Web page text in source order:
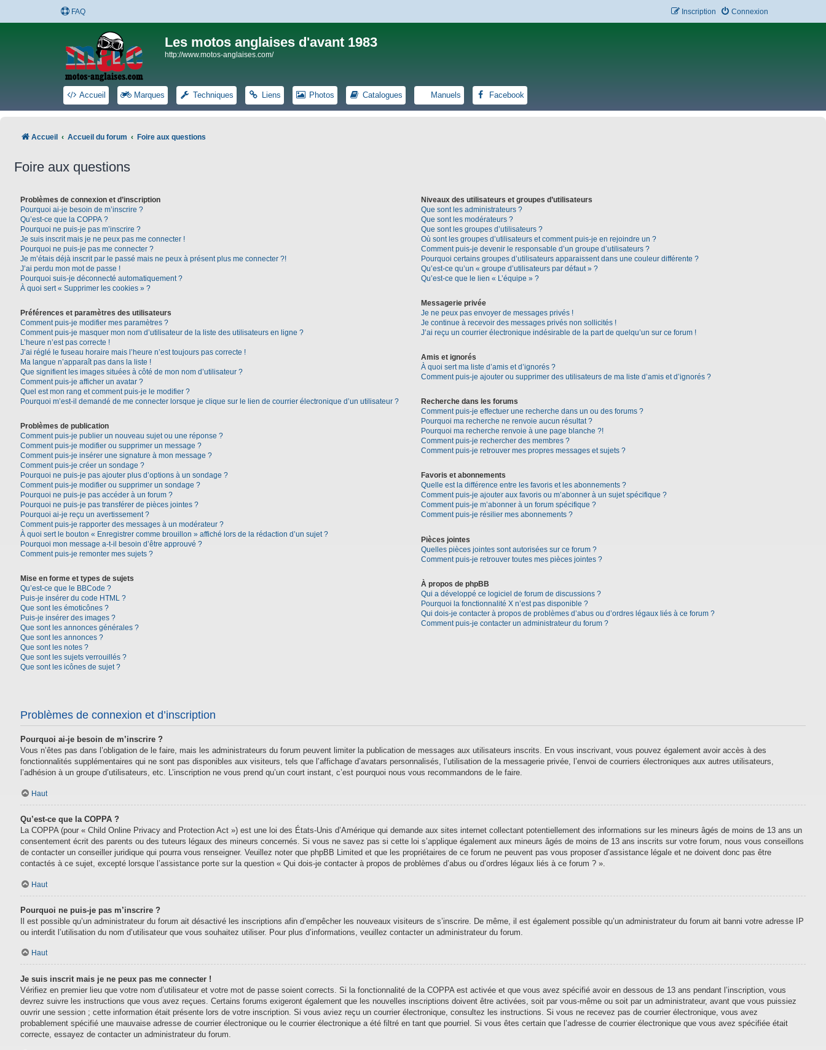
FAQ Connexion
Inscription
Les motos anglaises d'avant 1983
http://www.motos-anglaises.com/
Accueil Marques Techniques Liens Photos Catalogues Manuels Facebook
Accueil Accueil du forum Foire aux questions
Foire aux questions
Problèmes de connexion et d’inscription
Pourquoi ai-je besoin de m’inscrire ?
Qu’est-ce que la COPPA ?
Pourquoi ne puis-je pas m’inscrire ?
Je suis inscrit mais je ne peux pas me connecter !
Pourquoi ne puis-je pas me connecter ?
Je m’étais déjà inscrit par le passé mais ne peux à présent plus me connecter ?!
J’ai perdu mon mot de passe !
Pourquoi suis-je déconnecté automatiquement ?
À quoi sert « Supprimer les cookies » ?
Préférences et paramètres des utilisateurs
Comment puis-je modifier mes paramètres ?
Comment puis-je masquer mon nom d’utilisateur de la liste des utilisateurs en ligne ?
L’heure n’est pas correcte !
J’ai réglé le fuseau horaire mais l’heure n’est toujours pas correcte !
Ma langue n’apparaît pas dans la liste !
Que signifient les images situées à côté de mon nom d’utilisateur ?
Comment puis-je afficher un avatar ?
Quel est mon rang et comment puis-je le modifier ?
Pourquoi m’est-il demandé de me connecter lorsque je clique sur le lien de courrier électronique d’un utilisateur ?
Problèmes de publication
Comment puis-je publier un nouveau sujet ou une réponse ?
Comment puis-je modifier ou supprimer un message ?
Comment puis-je insérer une signature à mon message ?
Comment puis-je créer un sondage ?
Pourquoi ne puis-je pas ajouter plus d’options à un sondage ?
Comment puis-je modifier ou supprimer un sondage ?
Pourquoi ne puis-je pas accéder à un forum ?
Pourquoi ne puis-je pas transférer de pièces jointes ?
Pourquoi ai-je reçu un avertissement ?
Comment puis-je rapporter des messages à un modérateur ?
À quoi sert le bouton « Enregistrer comme brouillon » affiché lors de la rédaction d’un sujet ?
Pourquoi mon message a-t-il besoin d’être approuvé ?
Comment puis-je remonter mes sujets ?
Mise en forme et types de sujets
Qu’est-ce que le BBCode ?
Puis-je insérer du code HTML ?
Que sont les émoticônes ?
Puis-je insérer des images ?
Que sont les annonces générales ?
Que sont les annonces ?
Que sont les notes ?
Que sont les sujets verrouillés ?
Que sont les icônes de sujet ?
Niveaux des utilisateurs et groupes d’utilisateurs
Que sont les administrateurs ?
Que sont les modérateurs ?
Que sont les groupes d’utilisateurs ?
Où sont les groupes d’utilisateurs et comment puis-je en rejoindre un ?
Comment puis-je devenir le responsable d’un groupe d’utilisateurs ?
Pourquoi certains groupes d’utilisateurs apparaissent dans une couleur différente ?
Qu’est-ce qu’un « groupe d’utilisateurs par défaut » ?
Qu’est-ce que le lien « L’équipe » ?
Messagerie privée
Je ne peux pas envoyer de messages privés !
Je continue à recevoir des messages privés non sollicités !
J’ai reçu un courrier électronique indésirable de la part de quelqu’un sur ce forum !
Amis et ignorés
À quoi sert ma liste d’amis et d’ignorés ?
Comment puis-je ajouter ou supprimer des utilisateurs de ma liste d’amis et d’ignorés ?
Recherche dans les forums
Comment puis-je effectuer une recherche dans un ou des forums ?
Pourquoi ma recherche ne renvoie aucun résultat ?
Pourquoi ma recherche renvoie à une page blanche ?!
Comment puis-je rechercher des membres ?
Comment puis-je retrouver mes propres messages et sujets ?
Favoris et abonnements
Quelle est la différence entre les favoris et les abonnements ?
Comment puis-je ajouter aux favoris ou m’abonner à un sujet spécifique ?
Comment puis-je m’abonner à un forum spécifique ?
Comment puis-je résilier mes abonnements ?
Pièces jointes
Quelles pièces jointes sont autorisées sur ce forum ?
Comment puis-je retrouver toutes mes pièces jointes ?
À propos de phpBB
Qui a développé ce logiciel de forum de discussions ?
Pourquoi la fonctionnalité X n’est pas disponible ?
Qui dois-je contacter à propos de problèmes d’abus ou d’ordres légaux liés à ce forum ?
Comment puis-je contacter un administrateur du forum ?
Problèmes de connexion et d’inscription
Pourquoi ai-je besoin de m’inscrire ?
Vous n’êtes pas dans l’obligation de le faire, mais les administrateurs du forum peuvent limiter la publication de messages aux utilisateurs inscrits. En vous inscrivant, vous pouvez également avoir accès à des
fonctionnalités supplémentaires qui ne sont pas disponibles aux visiteurs, tels que l’affichage d’avatars personnalisés, l’utilisation de la messagerie privée, l’envoi de courriers électroniques aux autres utilisateurs,
l’adhésion à un groupe d’utilisateurs, etc. L’inscription ne vous prend qu’un court instant, c’est pourquoi nous vous recommandons de le faire.
Haut
Qu’est-ce que la COPPA ?
La COPPA (pour « Child Online Privacy and Protection Act ») est une loi des États-Unis d’Amérique qui demande aux sites internet collectant potentiellement des informations sur les mineurs âgés de moins de 13 ans un
consentement écrit des parents ou des tuteurs légaux des mineurs concernés. Si vous ne savez pas si cette loi s’applique également aux mineurs âgés de moins de 13 ans inscrits sur votre forum, nous vous conseillons
de contacter un conseiller juridique qui pourra vous renseigner. Veuillez noter que phpBB Limited et que les propriétaires de ce forum ne peuvent pas vous proposer d’assistance légale et ne doivent donc pas être
contactés à ce sujet, excepté lorsque l’assistance porte sur la question « Qui dois-je contacter à propos de problèmes d’abus ou d’ordres légaux liés à ce forum ? ».
Haut
Pourquoi ne puis-je pas m’inscrire ?
Il est possible qu’un administrateur du forum ait désactivé les inscriptions afin d’empêcher les nouveaux visiteurs de s’inscrire. De même, il est également possible qu’un administrateur du forum ait banni votre adresse IP
ou interdit l’utilisation du nom d’utilisateur que vous souhaitez utiliser. Pour plus d’informations, veuillez contacter un administrateur du forum.
Haut
Je suis inscrit mais je ne peux pas me connecter !
Vérifiez en premier lieu que votre nom d’utilisateur et votre mot de passe soient corrects. Si la fonctionnalité de la COPPA est activée et que vous avez spécifié avoir en dessous de 13 ans pendant l’inscription, vous
devrez suivre les instructions que vous avez reçues. Certains forums exigeront également que les nouvelles inscriptions doivent être activées, soit par vous-même ou soit par un administrateur, avant que vous puissiez
ouvrir une session ; cette information était présente lors de votre inscription. Si vous aviez reçu un courrier électronique, consultez les instructions. Si vous ne recevez pas de courrier électronique, vous avez
probablement spécifié une mauvaise adresse de courrier électronique ou le courrier électronique a été filtré en tant que pourriel. Si vous êtes certain que l’adresse de courrier électronique que vous avez spécifiée était
correcte, essayez de contacter un administrateur du forum.